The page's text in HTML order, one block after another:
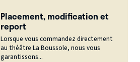
Placement, modification et
report
Lorsque vous commandez directement
au théâtre La Boussole, nous vous
garantissons...